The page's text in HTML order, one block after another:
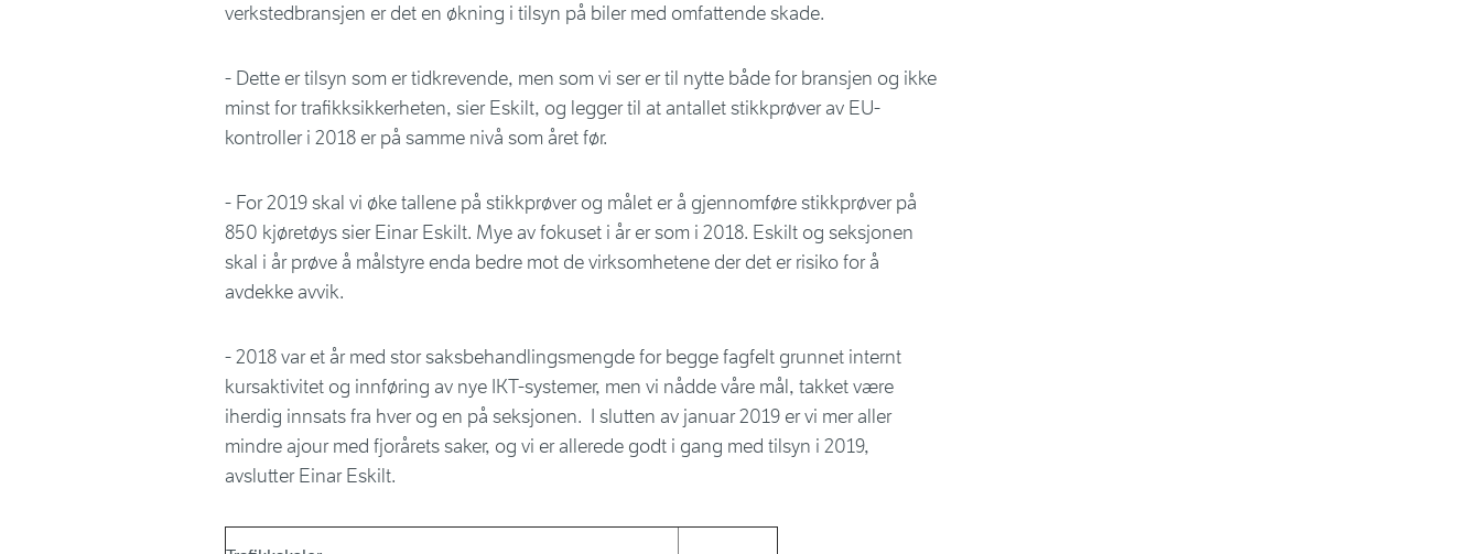
verkstedbransjen er det en økning i tilsyn på biler med omfattende skade.
- Dette er tilsyn som er tidkrevende, men som vi ser er til nytte både for bransjen og ikke
minst for trafikksikkerheten, sier Eskilt, og legger til at antallet stikkprøver av EU-
kontroller i 2018 er på samme nivå som året før.
- For 2019 skal vi øke tallene på stikkprøver og målet er å gjennomføre stikkprøver på
850 kjøretøys sier Einar Eskilt. Mye av fokuset i år er som i 2018. Eskilt og seksjonen
skal i år prøve å målstyre enda bedre mot de virksomhetene der det er risiko for å
avdekke avvik.
- 2018 var et år med stor saksbehandlingsmengde for begge fagfelt grunnet internt
kursaktivitet og innføring av nye IKT-systemer, men vi nådde våre mål, takket være
iherdig innsats fra hver og en på seksjonen. I slutten av januar 2019 er vi mer aller
mindre ajour med fjorårets saker, og vi er allerede godt i gang med tilsyn i 2019,
avslutter Einar Eskilt.